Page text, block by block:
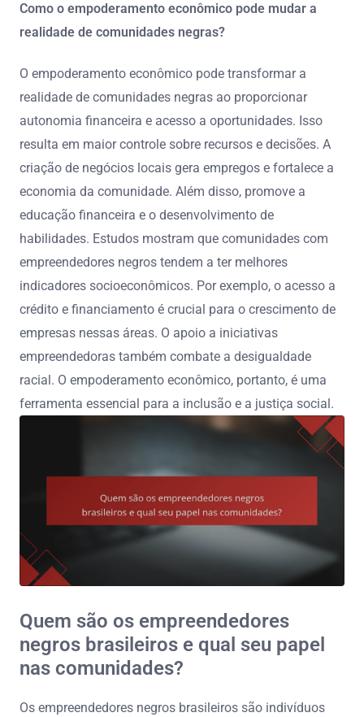
Como o empoderamento econômico pode mudar a
realidade de comunidades negras?
O empoderamento econômico pode transformar a
realidade de comunidades negras ao proporcionar
autonomia financeira e acesso a oportunidades. Isso
resulta em maior controle sobre recursos e decisões. A
criação de negócios locais gera empregos e fortalece a
economia da comunidade. Além disso, promove a
educação financeira e o desenvolvimento de
habilidades. Estudos mostram que comunidades com
empreendedores negros tendem a ter melhores
indicadores socioeconômicos. Por exemplo, o acesso a
crédito e financiamento é crucial para o crescimento de
empresas nessas áreas. O apoio a iniciativas
empreendedoras também combate a desigualdade
racial. O empoderamento econômico, portanto, é uma
ferramenta essencial para a inclusão e a justiça social.
Quem são os empreendedores
negros brasileiros e qual seu papel
nas comunidades?
Os empreendedores negros brasileiros são indivíduos